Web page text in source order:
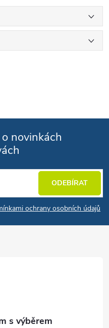
novinkách
ochrany osobních údajů
ODEBÍRAT